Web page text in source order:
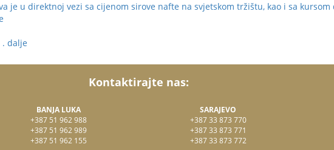
je u direktnoj vezi sa cijenom sirove nafte na svjetskom tržištu, kao i sa
. dalje
Kontaktirajte nas:
BANJA LUKA
+387 51 962 988
+387 51 962 989
+387 51 962 155
SARAJEVO
+387 33 873 770
+387 33 873 771
+387 33 873 772